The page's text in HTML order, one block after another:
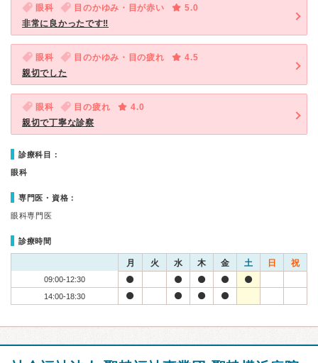
眼科 目のかゆみ・目が赤い
5.0
非常に良かったです‼︎
眼科 目のかゆみ・目の疲れ
4.5
親切でした
眼科 目の疲れ
4.0
親切で丁寧な診察
診療科目：
眼科
専門医・資格：
眼科専門医
診療時間
月 火 水 木 金 土 日 祝
09:00-12:30
14:00-18:30